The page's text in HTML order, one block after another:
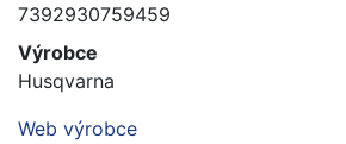
7392930759459
Výrobce
Husqvarna
Web výrobce